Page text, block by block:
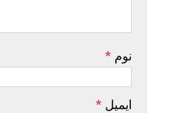
نوم *
ایمیل *